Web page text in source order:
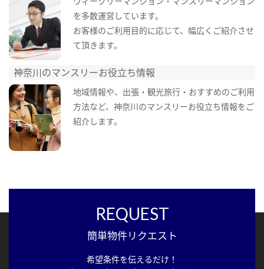
を多数運営しています。
お客様のご利用目的に応じて、幅広くご紹介させ
て頂きます。
神奈川のマンスリーお役立ち情報
地域情報や、出張・観光旅行・おすすめのご利用
方法など、神奈川のマンスリーお役立ち情報をご
紹介します。
REQUEST
簡単物件リクエスト
希望条件を伝えるだけ！